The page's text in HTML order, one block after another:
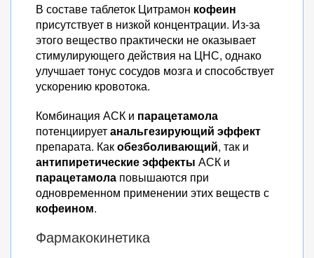
В составе таблеток Цитрамон кофеин
присутствует в низкой концентрации. Из-за
этого вещество практически не оказывает
стимулирующего действия на ЦНС, однако
улучшает тонус сосудов мозга и способствует
ускорению кровотока.
Комбинация АСК и парацетамола
потенциируетанальгезирующий эффект
препарата. Какобезболивающий, так и
антипиретические эффекты АСК и
парацетамола повышаются при
одновременном применении этих веществ с
кофеином.
Фармакокинетика